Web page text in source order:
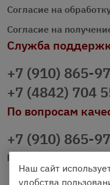
Согласие на
Согласие на
Служба
+7 (910) 865-
+7 (4842) 704
По вопросам
+7 (910) 865-
Наш сайт
удобства